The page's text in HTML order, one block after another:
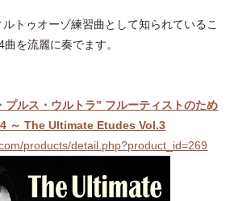
トゥオーゾ練習曲として知られているこ
を流麗に奏でます。
ルス・ウルトラ” フルーティストのため
～ The Ultimate Etudes Vol.3
products/detail.php?product_id=269